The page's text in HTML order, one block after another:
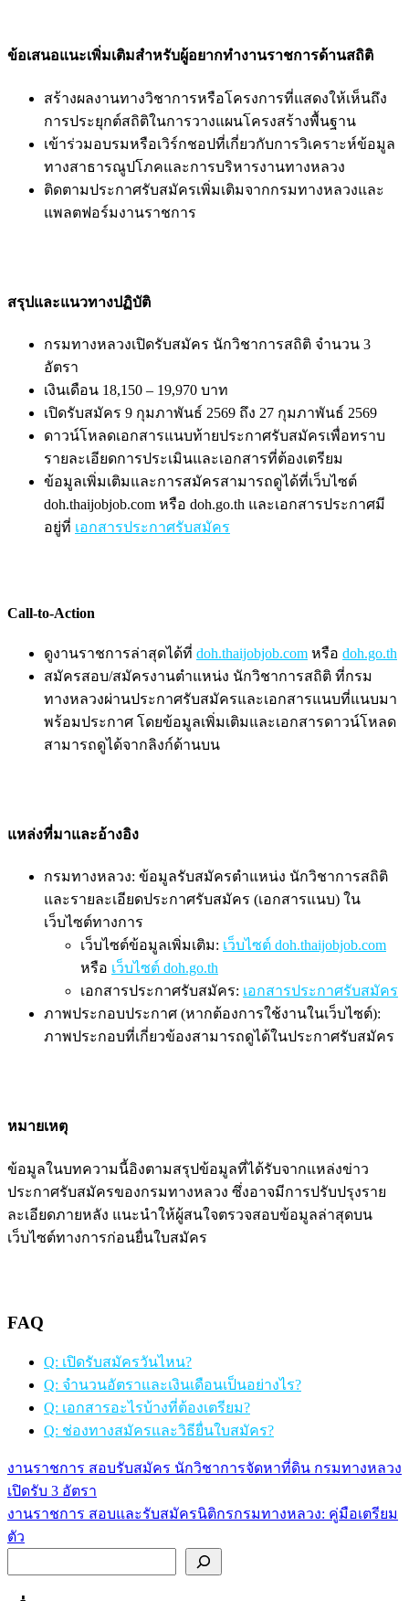
ข้อเสนอแนะเพิ่มเติมสำหรับผู้อยากทำงานราชการด้านสถิติ
สร้างผลงานทางวิชาการหรือโครงการที่แสดงให้เห็นถึง
การประยุกต์สถิติในการวางแผนโครงสร้างพื้นฐาน
เข้าร่วมอบรมหรือเวิร์กชอปที่เกี่ยวกับการวิเคราะห์ข้อมูล
ทางสาธารณูปโภคและการบริหารงานทางหลวง
ติดตามประกาศรับสมัครเพิ่มเติมจากกรมทางหลวงและ
แพลตฟอร์มงานราชการ
สรุปและแนวทางปฏิบัติ
กรมทางหลวงเปิดรับสมัคร นักวิชาการสถิติ จำนวน 3
อัตรา
เงินเดือน 18,150 – 19,970 บาท
เปิดรับสมัคร 9 กุมภาพันธ์ 2569 ถึง 27 กุมภาพันธ์ 2569
ดาวน์โหลดเอกสารแนบท้ายประกาศรับสมัครเพื่อทราบ
รายละเอียดการประเมินและเอกสารที่ต้องเตรียม
ข้อมูลเพิ่มเติมและการสมัครสามารถดูได้ที่เว็บไซต์
doh.thaijobjob.com หรือ doh.go.th และเอกสารประกาศมี
อยู่ที่ เอกสารประกาศรับสมัคร
Call-to-Action
ดูงานราชการล่าสุดได้ที่ doh.thaijobjob.com หรือ doh.go.th
สมัครสอบ/สมัครงานตำแหน่ง นักวิชาการสถิติ ที่กรม
ทางหลวงผ่านประกาศรับสมัครและเอกสารแนบที่แนบมา
พร้อมประกาศ โดยข้อมูลเพิ่มเติมและเอกสารดาวน์โหลด
สามารถดูได้จากลิงก์ด้านบน
แหล่งที่มาและอ้างอิง
กรมทางหลวง: ข้อมูลรับสมัครตำแหน่ง นักวิชาการสถิติ
และรายละเอียดประกาศรับสมัคร (เอกสารแนบ) ใน
เว็บไซต์ทางการ
เว็บไซต์ข้อมูลเพิ่มเติม: เว็บไซต์ doh.thaijobjob.com
หรือ เว็บไซต์ doh.go.th
เอกสารประกาศรับสมัคร: เอกสารประกาศรับสมัคร
ภาพประกอบประกาศ (หากต้องการใช้งานในเว็บไซต์):
ภาพประกอบที่เกี่ยวข้องสามารถดูได้ในประกาศรับสมัคร
หมายเหตุ
ข้อมูลในบทความนี้อิงตามสรุปข้อมูลที่ได้รับจากแหล่งข่าว
ประกาศรับสมัครของกรมทางหลวง ซึ่งอาจมีการปรับปรุงราย
ละเอียดภายหลัง แนะนำให้ผู้สนใจตรวจสอบข้อมูลล่าสุดบน
เว็บไซต์ทางการก่อนยื่นใบสมัคร
FAQ
Q: เปิดรับสมัครวันไหน?
Q: จำนวนอัตราและเงินเดือนเป็นอย่างไร?
Q: เอกสารอะไรบ้างที่ต้องเตรียม?
Q: ช่องทางสมัครและวิธียื่นใบสมัคร?
แนะแนว
เรื่อง
งานราชการ สอบรับสมัคร นักวิชาการจัดหาที่ดิน กรมทางหลวง
เปิดรับ 3 อัตรา
งานราชการ สอบและรับสมัครนิติกรกรมทางหลวง: คู่มือเตรียม
ตัว